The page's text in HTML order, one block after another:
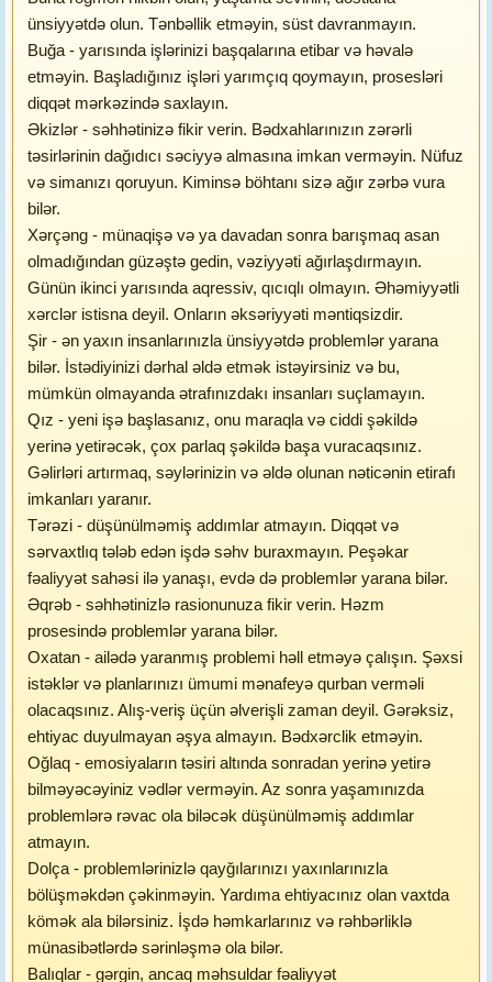
ünsiyyətdə olun. Tənbəllik etməyin, süst davranmayın.
Buğa - yarısında işlərinizi başqalarına etibar və həvalə
etməyin. Başladığınız işləri yarımçıq qoymayın, prosesləri
diqqət mərkəzində saxlayın.
Əkizlər - səhhətinizə fikir verin. Bədxahlarınızın zərərli
təsirlərinin dağıdıcı səciyyə almasına imkan verməyin. Nüfuz
və simanızı qoruyun. Kiminsə böhtanı sizə ağır zərbə vura
bilər.
Xərçəng - münaqişə və ya davadan sonra barışmaq asan
olmadığından güzəştə gedin, vəziyyəti ağırlaşdırmayın.
Günün ikinci yarısında aqressiv, qıcıqlı olmayın. Əhəmiyyətli
xərclər istisna deyil. Onların əksəriyyəti məntiqsizdir.
Şir - ən yaxın insanlarınızla ünsiyyətdə problemlər yarana
bilər. İstədiyinizi dərhal əldə etmək istəyirsiniz və bu,
mümkün olmayanda ətrafınızdakı insanları suçlamayın.
Qız - yeni işə başlasanız, onu maraqla və ciddi şəkildə
yerinə yetirəcək, çox parlaq şəkildə başa vuracaqsınız.
Gəlirləri artırmaq, səylərinizin və əldə olunan nəticənin etirafı
imkanları yaranır.
Tərəzi - düşünülməmiş addımlar atmayın. Diqqət və
sərvaxtlıq tələb edən işdə səhv buraxmayın. Peşəkar
fəaliyyət sahəsi ilə yanaşı, evdə də problemlər yarana bilər.
Əqrəb - səhhətinizlə rasionunuza fikir verin. Həzm
prosesində problemlər yarana bilər.
Oxatan - ailədə yaranmış problemi həll etməyə çalışın. Şəxsi
istəklər və planlarınızı ümumi mənafeyə qurban verməli
olacaqsınız. Alış-veriş üçün əlverişli zaman deyil. Gərəksiz,
ehtiyac duyulmayan əşya almayın. Bədxərclik etməyin.
Oğlaq - emosiyaların təsiri altında sonradan yerinə yetirə
bilməyəcəyiniz vədlər verməyin. Az sonra yaşamınızda
problemlərə rəvac ola biləcək düşünülməmiş addımlar
atmayın.
Dolça - problemlərinizlə qayğılarınızı yaxınlarınızla
bölüşməkdən çəkinməyin. Yardıma ehtiyacınız olan vaxtda
kömək ala bilərsiniz. İşdə həmkarlarınız və rəhbərliklə
münasibətlərdə sərinləşmə ola bilər.
Balıqlar - gərgin, ancaq məhsuldar fəaliyyət